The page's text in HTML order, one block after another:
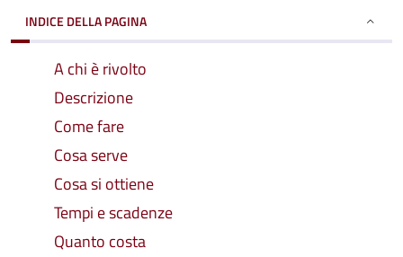
INDICE DELLA PAGINA
A chi è rivolto
Descrizione
Come fare
Cosa serve
Cosa si ottiene
Tempi e scadenze
Quanto costa